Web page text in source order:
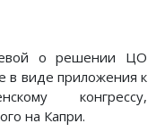
о решении ЦО
в виде приложения к
конгрессу,
на Капри.